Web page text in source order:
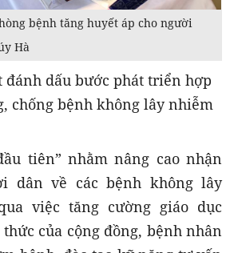
bệnh tăng huyết áp cho người
Hà
dấu bước phát triển hợp
chống bệnh không lây nhiễm
tiên” nhằm nâng cao nhận
dân về các bệnh không lây
việc tăng cường giáo dục
của cộng đồng, bệnh nhân